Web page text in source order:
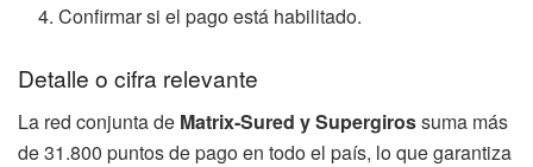
Confirmar si el pago está habilitado.
Detalle o cifra relevante
La red conjunta de Matrix-Sured y Supergirossuma más
de 31.800 puntos de pago en todo el país, lo que garantiza